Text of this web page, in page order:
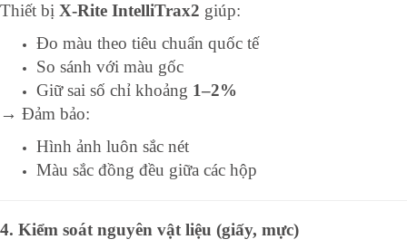
Thiết bị X-Rite IntelliTrax2 giúp:
Đo màu theo tiêu chuẩn quốc tế
So sánh với màu gốc
Giữ sai số chỉ khoảng 1–2%
→ Đảm bảo:
Hình ảnh luôn sắc nét
Màu sắc đồng đều giữa các hộp
4. Kiểm soát nguyên vật liệu (giấy, mực)